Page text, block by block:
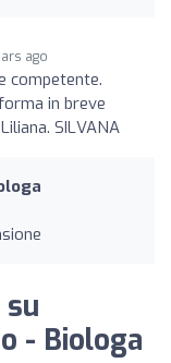
ago
competente.
in breve
SILVANA
- Biologa